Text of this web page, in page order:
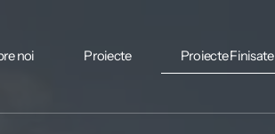
noi Proiecte Proiecte Finisate